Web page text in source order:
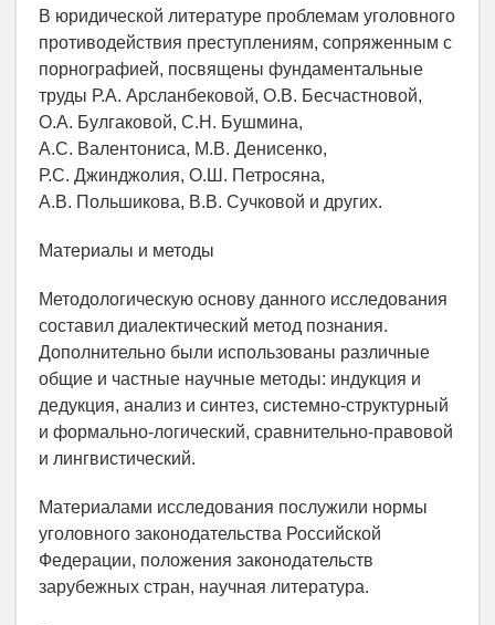
В юридической литературе проблемам уголовного
противодействия преступлениям, сопряженным с
порнографией, посвящены фундаментальные
труды Р.А. Арсланбековой, О.В. Бесчастновой,
О.А. Булгаковой, С.Н. Бушмина,
А.С. Валентониса, М.В. Денисенко,
Р.С. Джинджолия, О.Ш. Петросяна,
А.В. Польшикова, В.В. Сучковой и других.
Материалы и методы
Методологическую основу данного исследования
составил диалектический метод познания.
Дополнительно были использованы различные
общие и частные научные методы: индукция и
дедукция, анализ и синтез, системно-структурный
и формально-логический, сравнительно-правовой
и лингвистический.
Материалами исследования послужили нормы
уголовного законодательства Российской
Федерации, положения законодательств
зарубежных стран, научная литература.